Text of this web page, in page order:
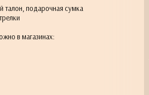
талон, подарочная сумка
в магазинах: